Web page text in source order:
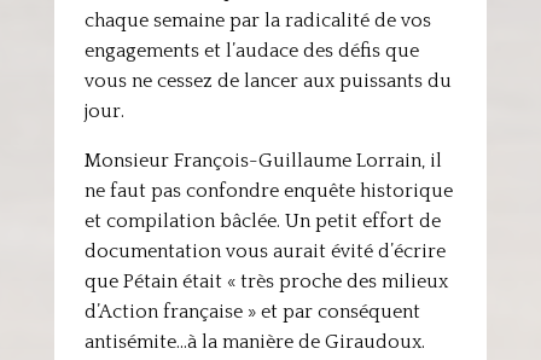
chaque semaine par la radicalité de vos
engagements et l’audace des défis que
vous ne cessez de lancer aux puissants du
jour.
Monsieur François-Guillaume Lorrain, il
ne faut pas confondre enquête historique
et compilation bâclée. Un petit effort de
documentation vous aurait évité d’écrire
que Pétain était « très proche des milieux
d’Action française » et par conséquent
antisémite…à la manière de Giraudoux.